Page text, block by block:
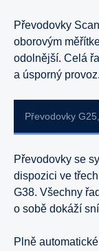
Převodovky
oborovým
odolnější. Celá
a úsporný provoz.
Převodovky
Převodovky se
dispozici ve
G38. Všechny
o sobě dokáží
Plně